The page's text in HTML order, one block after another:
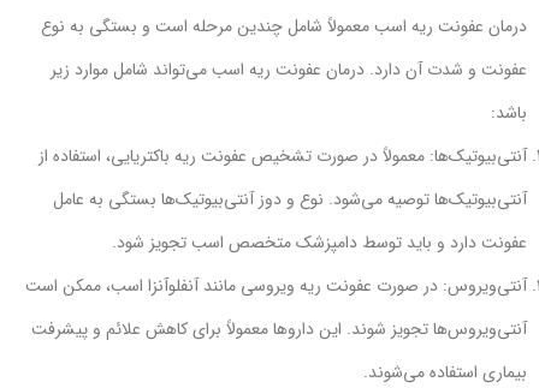
درمان عفونت ریه اسب معمولاً شامل چندین مرحله است و بستگی به نوع
عفونت و شدت آن دارد. درمان عفونت ریه اسب می‌تواند شامل موارد زیر
باشد:
آنتی‌بیوتیک‌ها: معمولاً در صورت تشخیص عفونت ریه باکتریایی، استفاده از
آنتی‌بیوتیک‌ها توصیه می‌شود. نوع و دوز آنتی‌بیوتیک‌ها بستگی به عامل
عفونت دارد و باید توسط دامپزشک متخصص اسب تجویز شود.
آنتی‌ویروس: در صورت عفونت ریه ویروسی مانند آنفلوآنزا اسب، ممکن است
آنتی‌ویروس‌ها تجویز شوند. این داروها معمولاً برای کاهش علائم و پیشرفت
بیماری استفاده می‌شوند.